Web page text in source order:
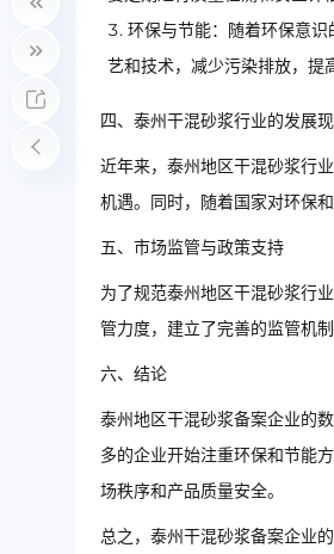
环保与节能：随着环保意
艺和技术，减少污染排放，提
四、泰州干混砂浆行业的发展
近年来，泰州地区干混砂浆行
机遇。同时，随着国家对环保
五、市场监管与政策支持
为了规范泰州地区干混砂浆行
管力度，建立了完善的监管机
六、结论
泰州地区干混砂浆备案企业的
多的企业开始注重环保和节能
场秩序和产品质量安全。
总之，泰州干混砂浆备案企业